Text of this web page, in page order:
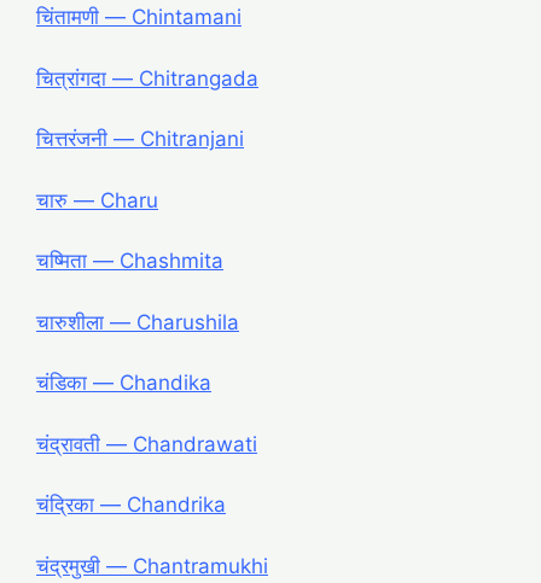
चिंतामणी ― Chintamani
चित्रांगदा ― Chitrangada
चित्तरंजनी ― Chitranjani
चारु ― Charu
चष्मिता ― Chashmita
चारुशीला ― Charushila
चंडिका ― Chandika
चंद्रावती ― Chandrawati
चंद्रिका ― Chandrika
चंद्रमुखी ― Chantramukhi